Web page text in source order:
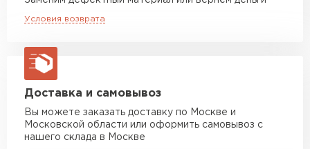
Не выгорает, даже если подвергается
влиянию солнечных лучей.
макс. длина груза 13,5 м
Манипулятор до 5 тн
макс. длина груза 6 м
Манипулятор до 10 тн
макс. длина груза 8 м
Манипулятор до 20 тн
Условия возврата
Доставка и самовывоз
Вы можете заказать доставку по Москве и
Московской области или оформить самовывоз с
нашего склада в Москве